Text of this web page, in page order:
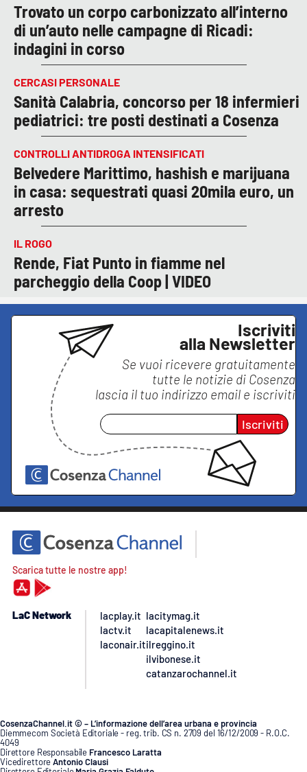
Trovato un corpo carbonizzato all’interno
di un’auto nelle campagne di Ricadi:
indagini in corso
CERCASI PERSONALE
Sanità Calabria, concorso per 18 infermieri
pediatrici: tre posti destinati a Cosenza
CONTROLLI ANTIDROGA INTENSIFICATI
Belvedere Marittimo, hashish e marijuana
in casa: sequestrati quasi 20mila euro, un
arresto
IL ROGO
Rende, Fiat Punto in fiamme nel
parcheggio della Coop | VIDEO
Iscriviti
alla Newsletter
Se vuoi ricevere gratuitamente
tutte le notizie di Cosenza
lascia il tuo indirizzo email e iscriviti
Iscriviti
Scarica tutte le nostre app!
LaC Network
lacplay.it
lactv.it
laconair.it
lacitymag.it
lacapitalenews.it
ilreggino.it
ilvibonese.it
catanzarochannel.it
CosenzaChannel.it © – L’informazione dell’area urbana e provincia
Diemmecom Società Editoriale - reg. trib. CS n. 2709 del 16/12/2009 - R.O.C.
4049
Direttore Responsabile Francesco Laratta
VicedirettoreAntonio Clausi